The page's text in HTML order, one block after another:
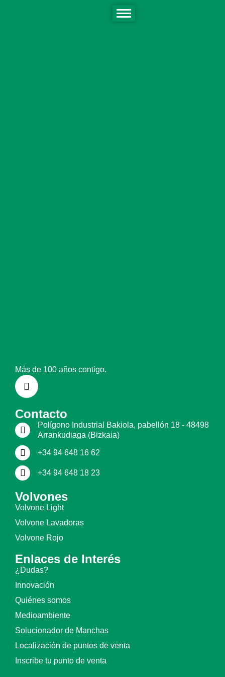
Más de 100 años contigo.
Contacto
Polígono Industrial Bakiola, pabellón 18 - 48498
Arrankudiaga (Bizkaia)
+34 94 648 16 62
+34 94 648 18 23
Volvones
Volvone Light
Volvone Lavadoras
Volvone Rojo
Enlaces de Interés
¿Dudas?
Innovación
Quiénes somos
Medioambiente
Solucionador de Manchas
Localización de puntos de venta
Inscribe tu punto de venta